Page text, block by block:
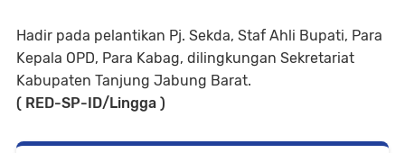
Hadir pada pelantikan Pj. Sekda, Staf Ahli Bupati, Para
Kepala OPD, Para Kabag, dilingkungan Sekretariat
Kabupaten Tanjung Jabung Barat.
( RED-SP-ID/Lingga )